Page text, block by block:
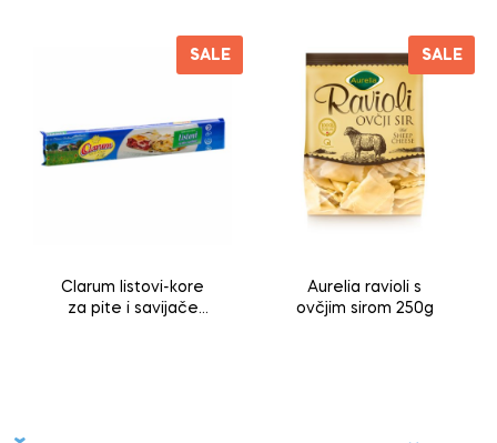
SALE
Clarum listovi-kore
za pite i savijače
SALE
Aurelia ravioli s
ovčjim sirom 250g